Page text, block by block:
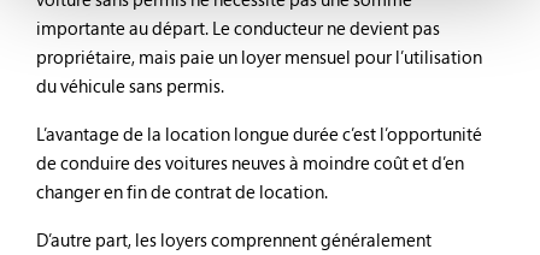
importante au départ. Le conducteur ne devient pas
propriétaire, mais paie un loyer mensuel pour l’utilisation
du véhicule sans permis.
L’avantage de la location longue durée c’est l’opportunité
de conduire des voitures neuves à moindre coût et d’en
changer en fin de contrat de location.
D’autre part, les loyers comprennent généralement